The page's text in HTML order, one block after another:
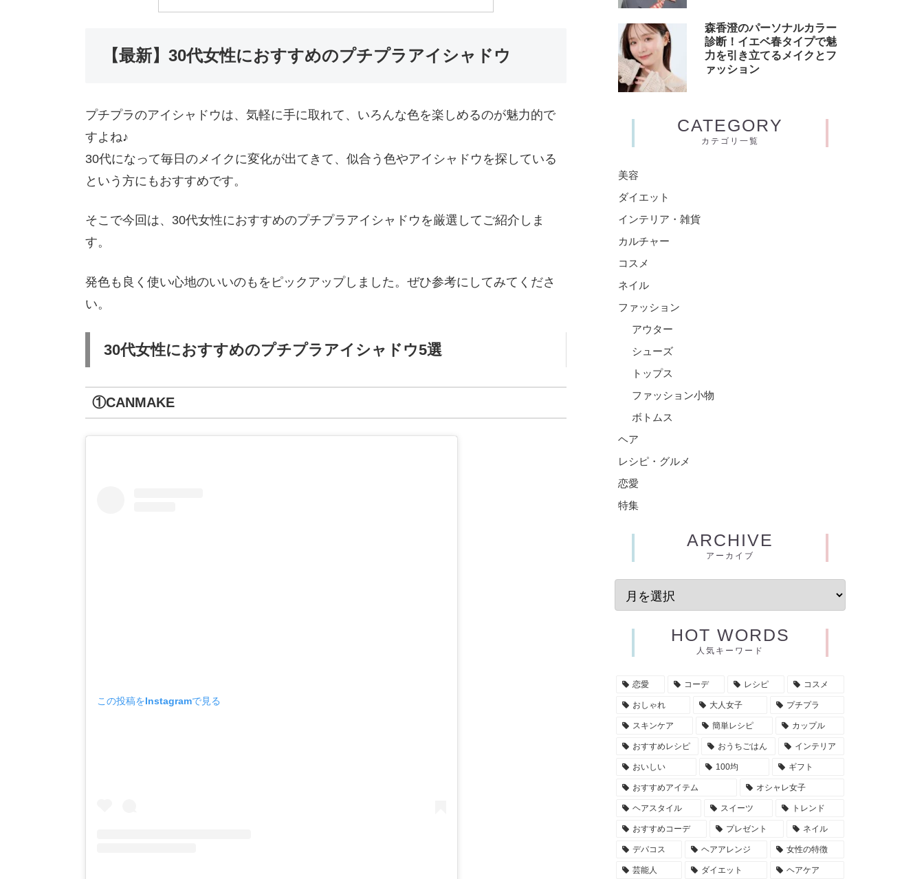
【最新】30代女性におすすめのプチプラアイシャドウ
プチプラのアイシャドウは、気軽に手に取れて、いろんな色を楽しめるのが魅力的で
すよね♪
30代になって毎日のメイクに変化が出てきて、似合う色やアイシャドウを探している
という方にもおすすめです。
そこで今回は、30代女性におすすめのプチプラアイシャドウを厳選してご紹介しま
す。
発色も良く使い心地のいいのもをピックアップしました。ぜひ参考にしてみてくださ
い。
30代女性におすすめのプチプラアイシャドウ5選
①CANMAKE
この投稿をInstagramで見る
森香澄のパーソナルカラー
診断！イエベ春タイプで魅
力を引き立てるメイクとフ
ァッション
CATEGORY
カテゴリ一覧
美容
ダイエット
インテリア・雑貨
カルチャー
コスメ
ネイル
ファッション
アウター
シューズ
トップス
ファッション小物
ボトムス
ヘア
レシピ・グルメ
恋愛
特集
ARCHIVE
アーカイブ
HOT WORDS
人気キーワード
恋愛 コーデ レシピ コスメ
おしゃれ 大人女子 プチプラ
スキンケア 簡単レシピ カップル
おすすめレシピ おうちごはん インテリア
おいしい 100均 ギフト
おすすめアイテム オシャレ女子
ヘアスタイル スイーツ トレンド
おすすめコーデ プレゼント ネイル
デパコス ヘアアレンジ 女性の特徴
芸能人 ダイエット ヘアケア